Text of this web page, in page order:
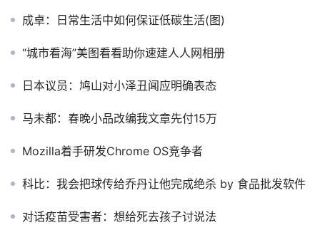
成卓：日常生活中如何保证低碳生活(图)
“城市看海”美图看看助你速建人人网相册
日本议员：鸠山对小泽丑闻应明确表态
马未都：春晚小品改编我文章先付15万
Mozilla着手研发Chrome OS竞争者
科比：我会把球传给乔丹让他完成绝杀 by 食品批发软件
对话疫苗受害者：想给死去孩子讨说法